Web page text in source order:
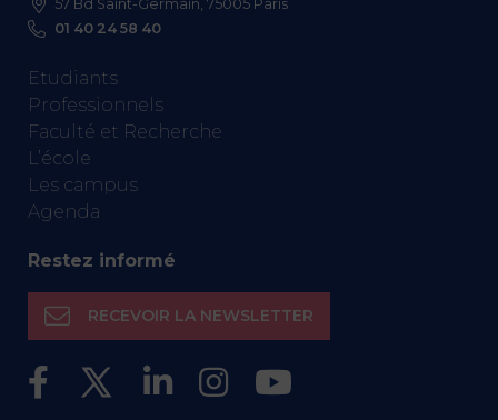
57 Bd Saint-Germain, 75005 Paris
01 40 24 58 40
Etudiants
Professionnels
Faculté et Recherche
L’école
Les campus
Agenda
Restez informé
RECEVOIR LA NEWSLETTER